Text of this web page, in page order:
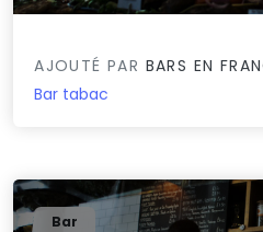
AJOUTÉ PAR BARS EN
Bar tabac
Bar